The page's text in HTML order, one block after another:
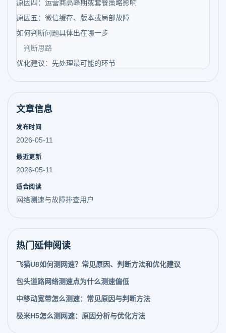
原因四：运营商高峰期或套餐策略影响
原因五：微信缓存、版本或局部故障
如何判断问题具体出在哪一步
判断思路
优化建议：先处理最可能的环节
文章信息
发布时间
2026-05-11
最近更新
2026-05-11
适合阅读
网络测速与故障排查用户
热门延伸阅读
飞猫U8如何测网速？常见原因、判断方法和优化建议
包头道路网络测速点为什么测速偏低
中移动宽带怎么测速：常见原因与判断方法
极米H5怎么测网速：原因分析与优化方法